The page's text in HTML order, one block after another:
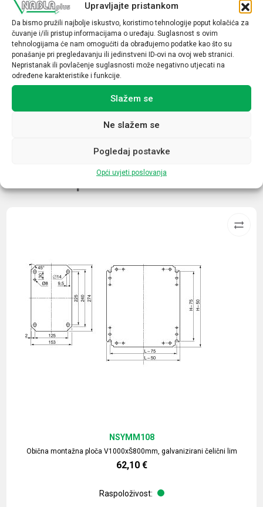
Upravljajte pristankom
Da bismo pružili najbolje iskustvo, koristimo tehnologije poput kolačića za
čuvanje i/ili pristup informacijama o uređaju. Suglasnost s ovim
tehnologijama će nam omogućiti da obrađujemo podatke kao što su
ponašanje pri pregledavanju ili jedinstveni ID-ovi na ovoj web stranici.
Nepristanak ili povlačenje suglasnosti može negativno utjecati na
određene karakteristike i funkcije.
Slažem se
Ne slažem se
Pogledaj postavke
Opći uvjeti poslovanja
Prekidna moć - kA
25/100
Tip
1+2
Daljinska indikacija
Obična montažna ploča V1000xŠ800mm, galvanizirani čelični lim
NSYMM108
62,10 €
Raspoloživost: